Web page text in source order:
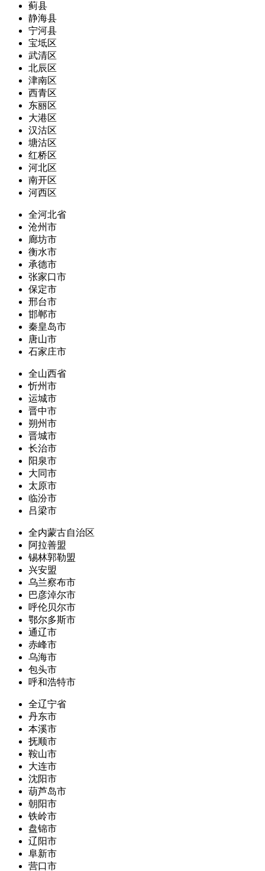
蓟县
静海县
宁河县
宝坻区
武清区
北辰区
津南区
西青区
东丽区
大港区
汉沽区
塘沽区
红桥区
河北区
南开区
河西区
全河北省
沧州市
廊坊市
衡水市
承德市
张家口市
保定市
邢台市
邯郸市
秦皇岛市
唐山市
石家庄市
全山西省
忻州市
运城市
晋中市
朔州市
晋城市
长治市
阳泉市
大同市
太原市
临汾市
吕梁市
全内蒙古自治区
阿拉善盟
锡林郭勒盟
兴安盟
乌兰察布市
巴彦淖尔市
呼伦贝尔市
鄂尔多斯市
通辽市
赤峰市
乌海市
包头市
呼和浩特市
全辽宁省
丹东市
本溪市
抚顺市
鞍山市
大连市
沈阳市
葫芦岛市
朝阳市
铁岭市
盘锦市
辽阳市
阜新市
营口市